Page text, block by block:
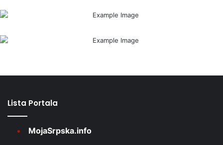
Lista Portala
MojaSrpska.info